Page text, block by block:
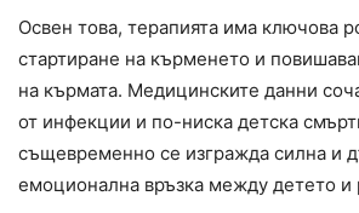
Освен това, терапията има ключова
стартиране на кърменето и
на кърмата. Медицинските данни
от инфекции и по-ниска детска
същевременно се изгражда силна и
емоционална връзка между детето и